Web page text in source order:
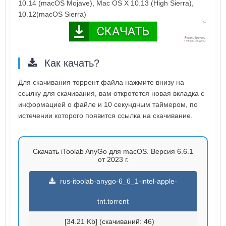
10.14 (macOS Mojave), Mac OS X 10.13 (High Sierra),
10.12(macOS Sierra)
Как качать?
Для скачивания торрент файла нажмите внизу на
ссылку для скачивания, вам откротется новая вкладка с
информацией о файле и 10 секундным таймером, по
истечении которого появится ссылка на скачивание.
Скачать iToolab AnyGo для macOS. Версия 6.6.1
от 2023 г.
rus-itoolab-anygo-6_6_1-intel-apple-
tnt.torrent
[34.21 Kb] (cкачиваний: 46)